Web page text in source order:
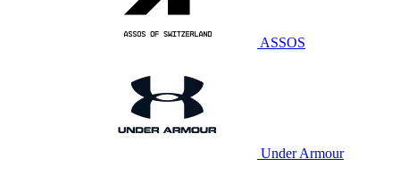
ASSOS
Under Armour